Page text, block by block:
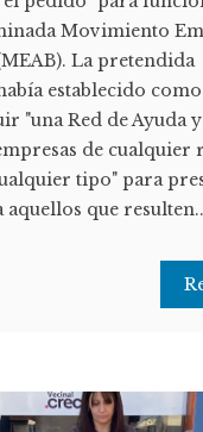
Movimiento
La pretendida
establecido
"una Red de Ayuda
de cualquier
tipo" para
aquellos que